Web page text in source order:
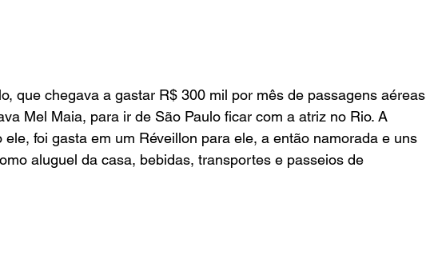
que chegava a gastar R$ 300 mil por mês de passagens aéreas
Mel Maia, para ir de São Paulo ficar com a atriz no Rio. A
foi gasta em um Réveillon para ele, a então namorada e uns
aluguel da casa, bebidas, transportes e passeios de